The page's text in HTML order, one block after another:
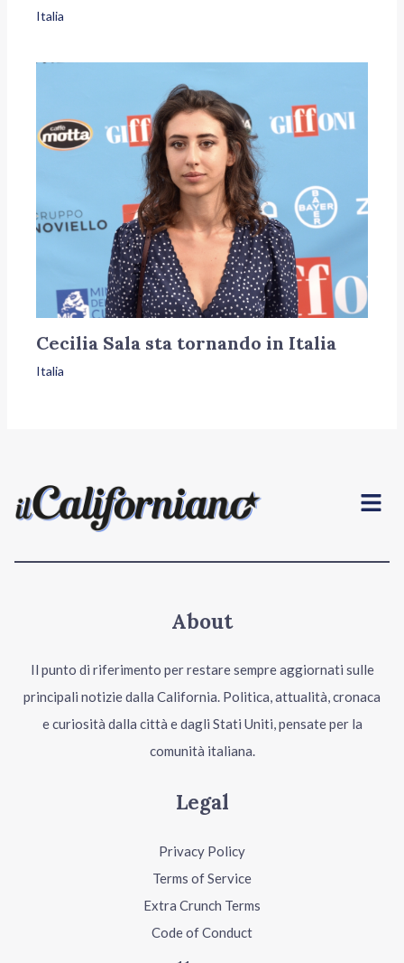
Italia
Cecilia Sala sta tornando in Italia
Italia
Menu
About
Il punto di riferimento per restare sempre aggiornati sulle
principali notizie dalla California. Politica, attualità, cronaca
e curiosità dalla città e dagli Stati Uniti, pensate per la
comunità italiana.
Legal
Privacy Policy
Terms of Service
Extra Crunch Terms
Code of Conduct